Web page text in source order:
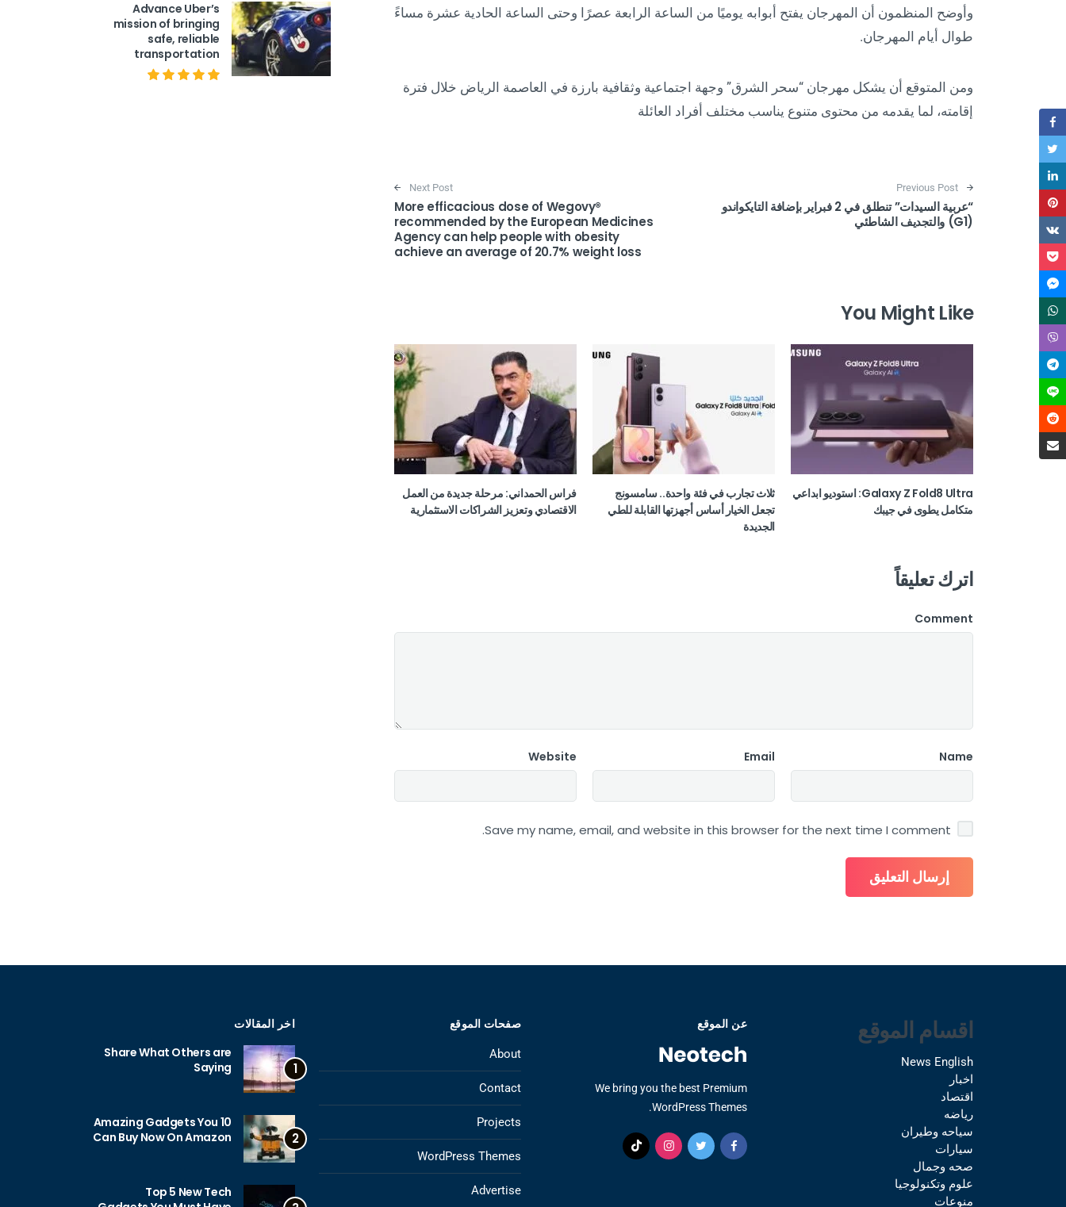
وأوضح المنظمون أن المهرجان يفتح أبوابه يوميًا من الساعة الرابعة عصرًا وحتى الساعة الحادية عشرة مساءً
طوال أيام المهرجان.
ومن المتوقع أن يشكل مهرجان “سحر الشرق” وجهة اجتماعية وثقافية بارزة في العاصمة الرياض خلال فترة
إقامته، لما يقدمه من محتوى متنوع يناسب مختلف أفراد العائلة
Post navigation
Previous Post
“عربية السيدات” تنطلق في 2 فبراير بإضافة التايكواندو
(G1) والتجديف الشاطئي
Next Post
More efficacious dose of Wegovy®️
recommended by the European Medicines
Agency can help people with obesity
achieve an average of 20.7% weight loss
You Might Like
Galaxy Z Fold8 Ultra: استوديو ابداعي
متكامل يطوى في جيبك
ثلاث تجارب في فئة واحدة.. سامسونج
تجعل الخيار أساس أجهزتها القابلة للطي
الجديدة
فراس الحمداني: مرحلة جديدة من العمل
الاقتصادي وتعزيز الشراكات الاستثمارية
اترك تعليقاً
Comment
Name
Email
Website
Save my name, email, and website in this browser for the next time I comment.
Advance Uber’s
mission of bringing
safe, reliable
transportation
اقسام الموقع
News English
اخبار
اقتصاد
رياضه
سياحه وطيران
سيارات
صحه وجمال
علوم وتكنولوجيا
منوعات
عن الموقع
We bring you the best Premium
WordPress Themes.
صفحات الموقع
About
Contact
Projects
WordPress Themes
Advertise
اخر المقالات
1
Share What Others are
Saying
2
10 Amazing Gadgets You
Can Buy Now On Amazon
Top 5 New Tech